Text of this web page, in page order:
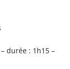
durée : 1h15 –